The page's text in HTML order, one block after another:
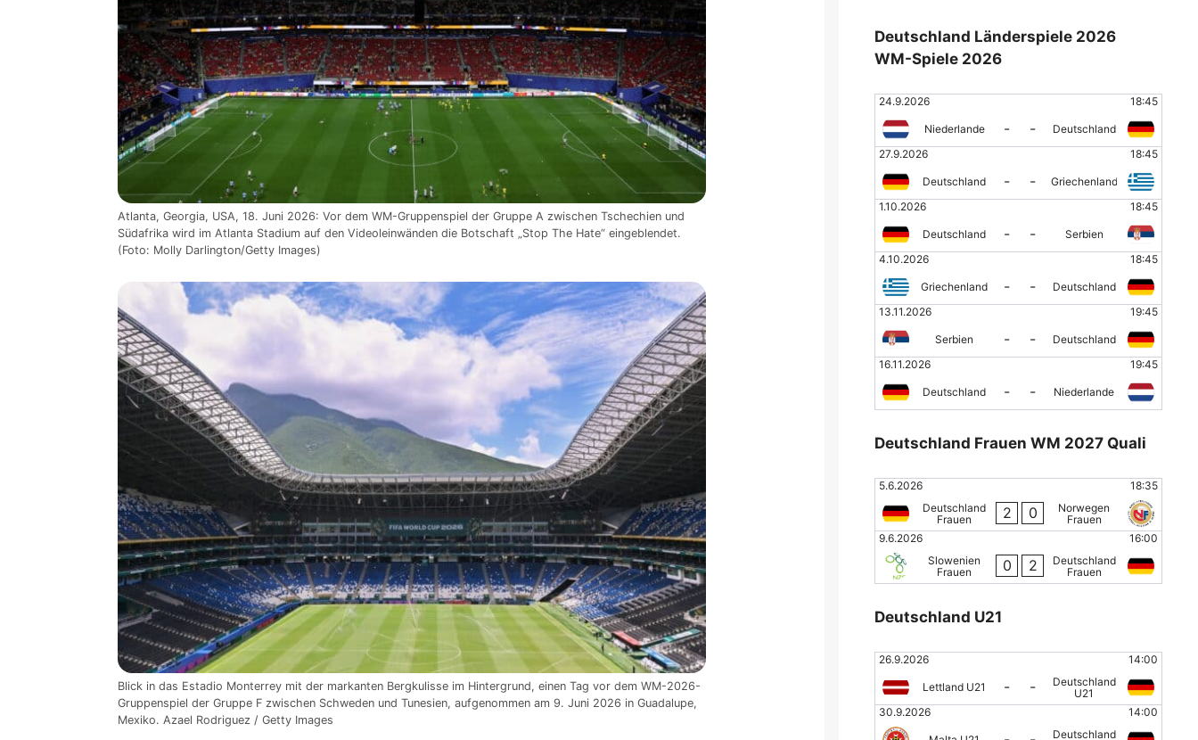
Atlanta, Georgia, USA, 18. Juni 2026: Vor dem WM-Gruppenspiel der Gruppe A zwischen Tschechien und
Südafrika wird im Atlanta Stadium auf den Videoleinwänden die Botschaft „Stop The Hate“ eingeblendet.
(Foto: Molly Darlington/Getty Images)
Blick in das Estadio Monterrey mit der markanten Bergkulisse im Hintergrund, einen Tag vor dem WM-2026-
Gruppenspiel der Gruppe F zwischen Schweden und Tunesien, aufgenommen am 9. Juni 2026 in Guadalupe,
Mexiko. Azael Rodriguez / Getty Images
Deutschland Länderspiele 2026
WM-Spiele 2026
24.9.2026 18:45
Niederlande - -
Deutschland
27.9.2026
18:45
Deutschland - -
Griechenland
1.10.2026
18:45
Deutschland - -
Serbien
4.10.2026
18:45
Griechenland - -
Deutschland
13.11.2026
19:45
Serbien - -
Deutschland
16.11.2026
19:45
Deutschland - - Niederlande
Deutschland Frauen WM 2027 Quali
5.6.2026
18:35
Deutschland
Frauen
2 0
Norwegen
Frauen
9.6.2026
16:00
Slowenien
Frauen
0 2
Deutschland
Frauen
Deutschland U21
26.9.2026 14:00
Lettland U21 - -
Deutschland
U21
30.9.2026
14:00
Deutschland